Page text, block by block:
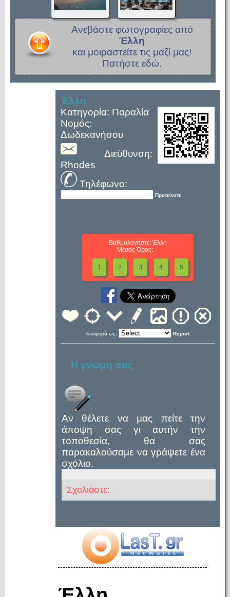
Ανεβάστε φωτογραφίες από
Έλλη
και μοιραστείτε τις μαζί μας!
Πατήστε εδώ.
Έλλη
Κατηγορία: Παραλία
Νομός:
Δωδεκανήσου
Διεύθυνση:
Rhodes
Τηλέφωνο:
Προτείνετε
Βαθμολογήστε: Έλλη
Μέσος Όρος: --
1 2 3 4 5
Αναφορά ως: Report
Η γνώμη σας
Αν θέλετε να μας πείτε την
άποψη σας γι αυτήν την
τοποθεσία, θα σας
παρακαλούσαμε να γράψετε ένα
σχόλιο.
Σχολιάστε: